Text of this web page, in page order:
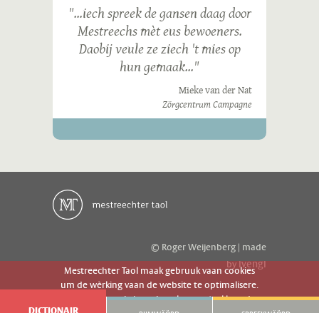
"...iech spreek de gansen daag door
Mestreechs mèt eus bewoeners.
Daobij veule ze ziech 't mies op
hun gemaak..."
Mieke van der Nat
Zörgcentrum Campagne
© Roger Weijenberg | made
byivengi
Mestreechter Taol maak gebruuk vaan cookies
um de wèrking vaan de website te optimalisere.
Es geer de website gebruuk gaot g'r akkoord